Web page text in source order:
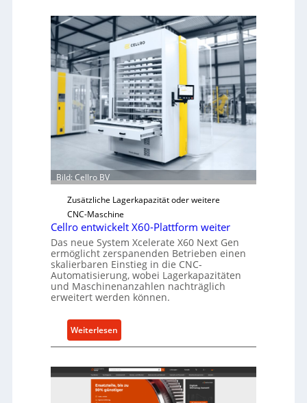
c
h
n
i
s
c
h
e
r
Ü
b
l
a
s
t
s
c
u
t
f
ü
r
Bild: Cellro BV
Zusätzliche Lagerkapazität oder weitere
CNC-Maschine
Cellro entwickelt X60-Plattform weiter
Das neue System Xcelerate X60 Next Gen
ermöglicht zerspanenden Betrieben einen
skalierbaren Einstieg in die CNC-
Automatisierung, wobei Lagerkapazitäten
und Maschinenanzahlen nachträglich
erweitert werden können.
Weiterlesen
C
l
l